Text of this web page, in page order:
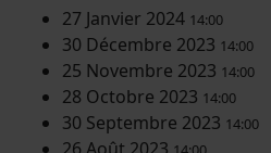
27 Janvier 2024 14:00
30 Décembre 2023 14:00
25 Novembre 2023 14:00
28 Octobre 2023 14:00
30 Septembre 2023 14:00